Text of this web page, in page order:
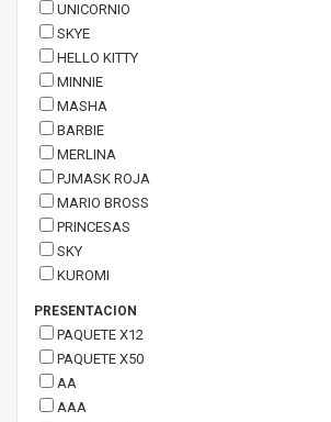
UNICORNIO
SKYE
HELLO KITTY
MINNIE
MASHA
BARBIE
MERLINA
PJMASK ROJA
MARIO BROSS
PRINCESAS
SKY
KUROMI
PRESENTACION
PAQUETE X12
PAQUETE X50
AA
AAA